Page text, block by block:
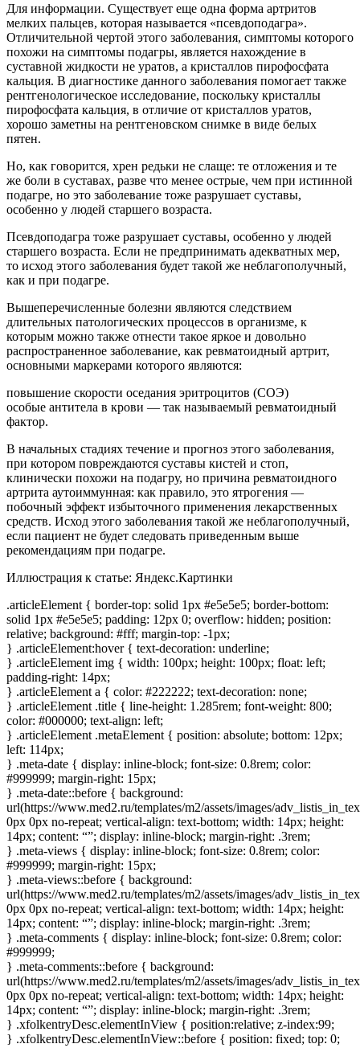
Для информации. Существует еще одна форма артритов
мелких пальцев, которая называется «псевдоподагра».
Отличительной чертой этого заболевания, симптомы которого
похожи на симптомы подагры, является нахождение в
суставной жидкости не уратов, а кристаллов пирофосфата
кальция. В диагностике данного заболевания помогает также
рентгенологическое исследование, поскольку кристаллы
пирофосфата кальция, в отличие от кристаллов уратов,
хорошо заметны на рентгеновском снимке в виде белых
пятен.
Но, как говорится, хрен редьки не слаще: те отложения и те
же боли в суставах, разве что менее острые, чем при истинной
подагре, но это заболевание тоже разрушает суставы,
особенно у людей старшего возраста.
Псевдоподагра тоже разрушает суставы, особенно у людей
старшего возраста. Если не предпринимать адекватных мер,
то исход этого заболевания будет такой же неблагополучный,
как и при подагре.
Вышеперечисленные болезни являются следствием
длительных патологических процессов в организме, к
которым можно также отнести такое яркое и довольно
распространенное заболевание, как ревматоидный артрит,
основными маркерами которого являются:
повышение скорости оседания эритроцитов (СОЭ)
особые антитела в крови — так называемый ревматоидный
фактор.
В начальных стадиях течение и прогноз этого заболевания,
при котором повреждаются суставы кистей и стоп,
клинически похожи на подагру, но причина ревматоидного
артрита аутоиммунная: как правило, это ятрогения —
побочный эффект избыточного применения лекарственных
средств. Исход этого заболевания такой же неблагополучный,
если пациент не будет следовать приведенным выше
рекомендациям при подагре.
Иллюстрация к статье: Яндекс.Картинки
.articleElement { border-top: solid 1px #e5e5e5; border-bottom:
solid 1px #e5e5e5; padding: 12px 0; overflow: hidden; position:
relative; background: #fff; margin-top: -1px;
} .articleElement:hover { text-decoration: underline;
} .articleElement img { width: 100px; height: 100px; float: left;
padding-right: 14px;
} .articleElement a { color: #222222; text-decoration: none;
} .articleElement .title { line-height: 1.285rem; font-weight: 800;
color: #000000; text-align: left;
} .articleElement .metaElement { position: absolute; bottom: 12px;
left: 114px;
} .meta-date { display: inline-block; font-size: 0.8rem; color:
#999999; margin-right: 15px;
} .meta-date::before { background:
url(https://www.med2.ru/templates/m2/assets/images/
0px 0px no-repeat; vertical-align: text-bottom; width: 14px; height:
14px; content: “”; display: inline-block; margin-right: .3rem;
} .meta-views { display: inline-block; font-size: 0.8rem; color:
#999999; margin-right: 15px;
} .meta-views::before { background:
url(https://www.med2.ru/templates/m2/assets/images/
0px 0px no-repeat; vertical-align: text-bottom; width: 14px; height:
14px; content: “”; display: inline-block; margin-right: .3rem;
} .meta-comments { display: inline-block; font-size: 0.8rem; color:
#999999;
} .meta-comments::before { background:
url(https://www.med2.ru/templates/m2/assets/images/
0px 0px no-repeat; vertical-align: text-bottom; width: 14px; height:
14px; content: “”; display: inline-block; margin-right: .3rem;
} .xfolkentryDesc.elementInView { position:relative; z-index:99;
} .xfolkentryDesc.elementInView::before { position: fixed; top: 0;